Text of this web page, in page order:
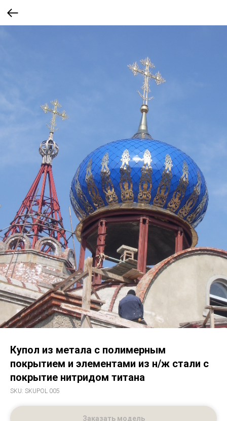
Купол из метала с полимерным
покрытием и элементами из н/ж стали с
покрытие нитридом титана
SKU: SKUPOL 005
Заказать модель